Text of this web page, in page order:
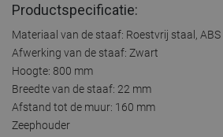
Productspecificatie:
Materiaal van de staaf: Roestvrij staal, ABS
Afwerking van de staaf: Zwart
Hoogte: 800 mm
Breedte van de staaf: 22 mm
Afstand tot de muur: 160 mm
Zeephouder